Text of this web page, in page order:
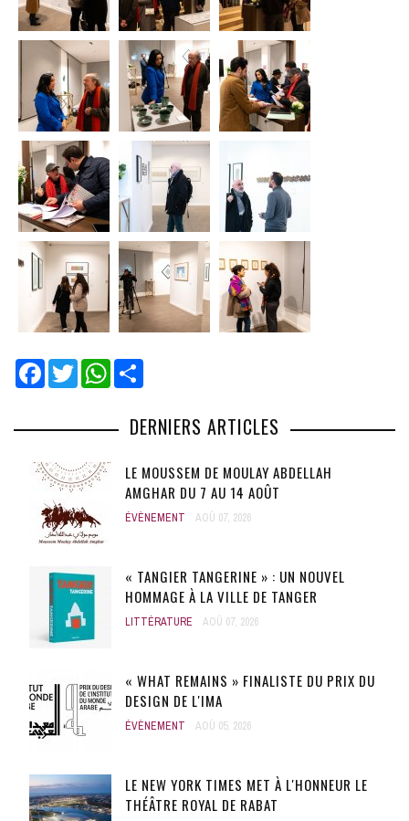
Facebook
TwitterWhatsApp
DERNIERS ARTICLES
LE MOUSSEM DE MOULAY ABDELLAH
AMGHAR DU 7 AU 14 AOÛT
ÉVÈNEMENT AOÛ 07, 2026
« TANGIER TANGERINE » : UN NOUVEL
HOMMAGE À LA VILLE DE TANGER
LITTÉRATURE AOÛ 07, 2026
« WHAT REMAINS » FINALISTE DU PRIX DU
DESIGN DE L'IMA
ÉVÈNEMENT AOÛ 05, 2026
LE NEW YORK TIMES MET À L'HONNEUR LE
THÉÂTRE ROYAL DE RABAT